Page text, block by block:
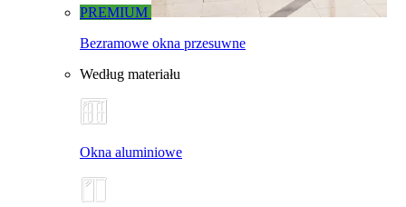
PREMIUM
Bezramowe okna przesuwne
Według materiału
Okna aluminiowe